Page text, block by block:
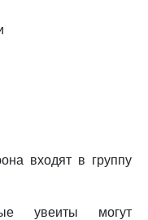
входят в группу
увеиты могут